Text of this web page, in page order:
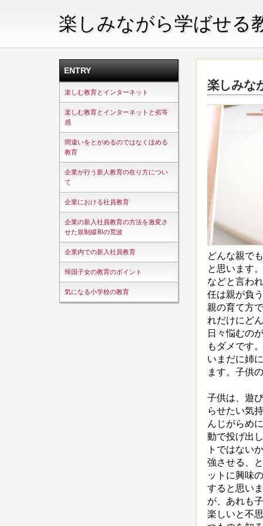
楽しみながら学ばせる
ENTRY
楽しむ教育とインターネット
楽しむ教育とインターネットと劣等
感
間違いをとがめるのではなくほめる
教育
企業が行う新人教育の在り方につい
て
企業における社員教育
企業の新入社員教育の方法を激変さ
せた規制緩和の荒波
企業内での新入社員教育
帰国子女の教育のポイント
気になる小学校の教育
楽しみな
どんな親で
と思います
などと言わ
任は親が負
親の育て方
れだけにど
日々悩むの
もダメです
いまだに姉
ます。子供
子供は、遊
らせたい気
んじがらめ
動で投げ出
トではない
強させる、
ットに興味
すると思い
が、あれも
楽しいと不